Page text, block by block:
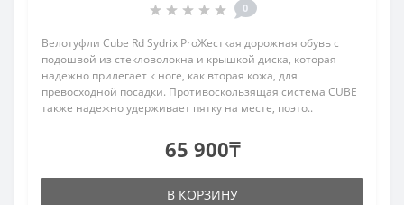
0
Велотуфли Cube Rd Sydrix ProЖесткая дорожная обувь с
подошвой из стекловолокна и крышкой диска, которая
надежно прилегает к ноге, как вторая кожа, для
превосходной посадки. Противоскользящая система CUBE
также надежно удерживает пятку на месте, поэто..
65 900₸
В КОРЗИНУ